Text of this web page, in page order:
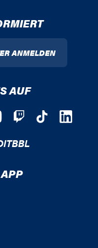
ANMELDEN
AUF